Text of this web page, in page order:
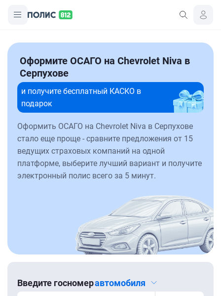
Оформите ОСАГО на Chevrolet Niva в
Серпухове
и получите бесплатный КАСКО в
подарок
Оформить ОСАГО на Chevrolet Niva в Серпухове
стало еще проще - сравните предложения от 15
ведущих страховых компаний на одной
платформе, выберите лучший вариант и получите
электронный полис всего за 5 минут.
Введите госномеравтомобиля